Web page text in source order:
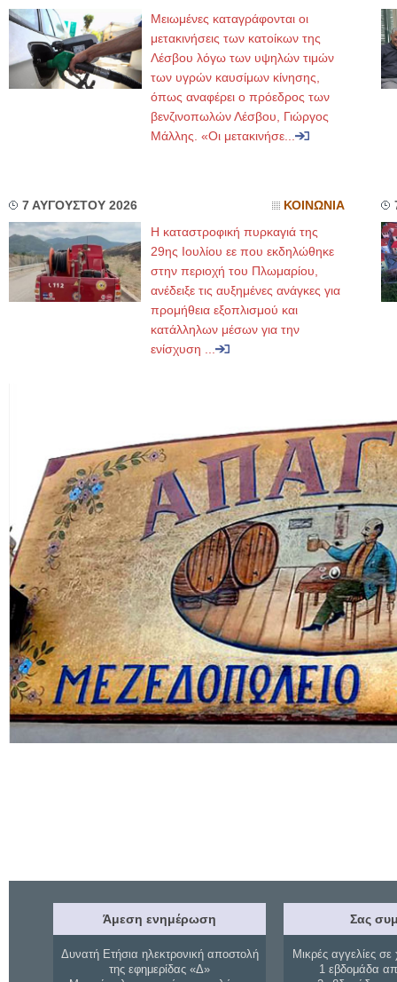
Μειωμένες καταγράφονται οι
μετακινήσεις των κατοίκων της
Λέσβου λόγω των υψηλών τιμών
των υγρών καυσίμων κίνησης,
όπως αναφέρει ο πρόεδρος των
βενζινοπωλών Λέσβου, Γιώργος
Μάλλης. «Οι μετακινήσε...
7 ΑΥΓΟΥΣΤΟΥ 2026 ΚΟΙΝΩΝΙΑ
Η καταστροφική πυρκαγιά της
29ης Ιουλίου εε που εκδηλώθηκε
στην περιοχή του Πλωμαρίου,
ανέδειξε τις αυξημένες ανάγκες για
προμήθεια εξοπλισμού και
κατάλληλων μέσων για την
ενίσχυση ...
Άμεση ενημέρωση
Δυνατή Ετήσια ηλεκτρονική αποστολή
της εφημερίδας «Δ»
Σας
Μικρές αγγελίες σε
1 εβδομάδα